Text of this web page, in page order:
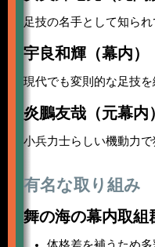
足技の名手として知られ
宇良和輝（幕内）
現代でも変則的な足技を
炎鵬友哉（元幕内
小兵力士らしい機動力で
有名な取り組み
舞の海の幕内取組